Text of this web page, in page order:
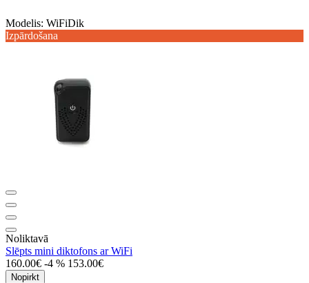
Modelis: WiFiDik
Izpārdošana
Noliktavā
Slēpts mini diktofons ar WiFi
160.00€ -4 % 153.00€
Nopirkt